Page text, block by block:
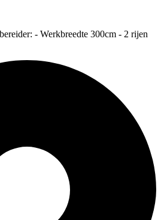
- Werkbreedte 300cm - 2 rijen